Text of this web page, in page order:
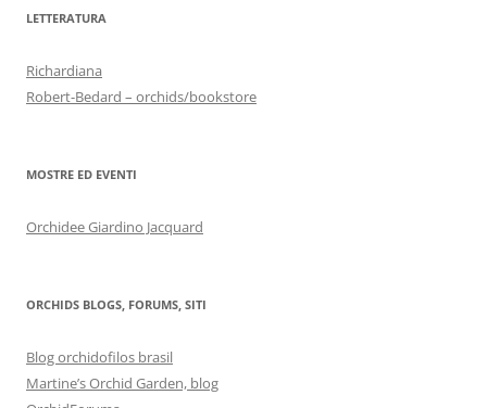
LETTERATURA
Richardiana
Robert-Bedard – orchids/bookstore
MOSTRE ED EVENTI
Orchidee Giardino Jacquard
ORCHIDS BLOGS, FORUMS, SITI
Blog orchidofilos brasil
Martine’s Orchid Garden, blog